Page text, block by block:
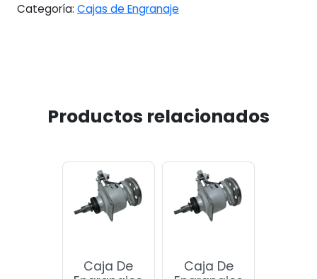
Categoría: Cajas de Engranaje
Productos relacionados
Caja De
Caja De